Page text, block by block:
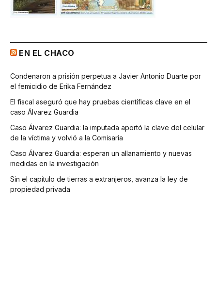
EN EL CHACO
Condenaron a prisión perpetua a Javier Antonio Duarte por
el femicidio de Erika Fernández
El fiscal aseguró que hay pruebas científicas clave en el
caso Álvarez Guardia
Caso Álvarez Guardia: la imputada aportó la clave del celular
de la víctima y volvió a la Comisaría
Caso Álvarez Guardia: esperan un allanamiento y nuevas
medidas en la investigación
Sin el capítulo de tierras a extranjeros, avanza la ley de
propiedad privada